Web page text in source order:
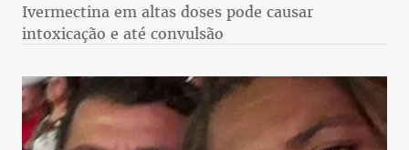
Ivermectina em altas doses pode causar
intoxicação e até convulsão